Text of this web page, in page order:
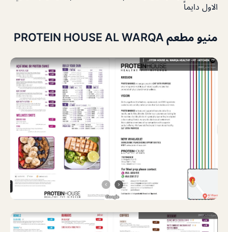
الاول دايماً
منيو مطعم PROTEIN HOUSE AL WARQA